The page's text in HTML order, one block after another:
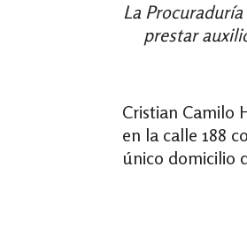
La
prestar
Cristian Camilo
en la calle 188
único domicilio